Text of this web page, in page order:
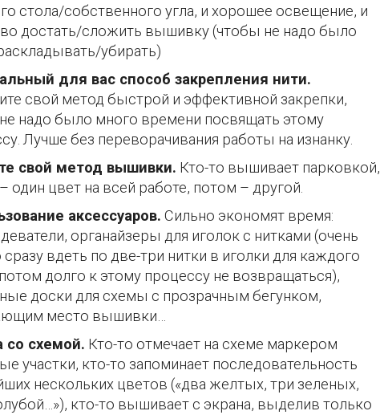
стола/собственного угла, и хорошее освещение, и
достать/сложить вышивку (чтобы не надо было
убирать)
для вас способ закрепления нити.
свой метод быстрой и эффективной закрепки,
надо было много времени посвящать этому
Лучше без переворачивания работы на изнанку.
свой метод вышивки. Кто-то вышивает парковкой,
один цвет на всей работе, потом – другой.
аксессуаров. Сильно экономят время:
органайзеры для иголок с нитками (очень
сразу вдеть по две-три нитки в иголки для каждого
долго к этому процессу не возвращаться),
доски для схемы с прозрачным бегунком,
место вышивки…
со схемой. Кто-то отмечает на схеме маркером
участки, кто-то запоминает последовательность
нескольких цветов («два желтых, три зеленых,
кто-то вышивает с экрана, выделив только